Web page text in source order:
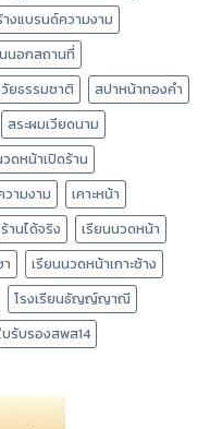
งแบรนด์ความงาม
นอกสถานที่
ยธรรมชาติ
สปาหน้าทองคำ
สระผมเวียดนาม
ดหน้าเปิดร้าน
วามงาม
เคาะหน้า
านได้จริง
เรียนนวดหน้า
เรียนนวดหน้าเกาะช้าง
โรงเรียนธัญญ์ญาณี
บรับรองสพส14